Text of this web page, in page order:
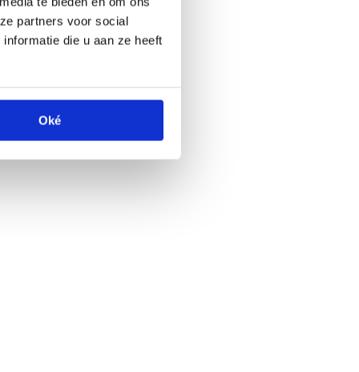
partners voor social
die u aan ze heeft
Oké